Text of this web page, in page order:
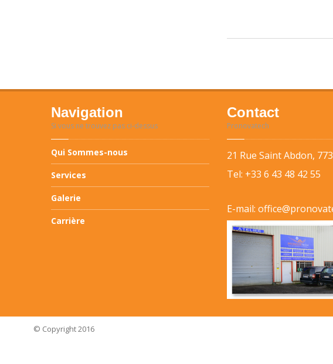
Navigation
Si vous ne trouvez pas ci-dessus
Qui Sommes-nous
Services
Galerie
Carrière
Contact
Pronovatech
21 Rue Saint Abdon,
Tel: +33 6 43 48 42 55
E-mail:
© Copyright 2016